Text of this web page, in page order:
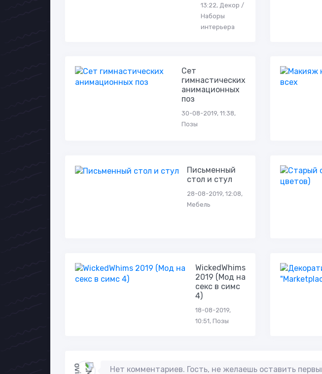
13:22, Декор /
Наборы
интерьера
Сет
гимнастических
анимационных
поз
30-08-2019, 11:38,
Позы
Письменный
стол и стул
28-08-2019, 12:08,
Мебель
WickedWhims
2019 (Мод на
секс в симс
4)
18-08-2019,
10:51, Позы
Нет комментариев. Гость, не желаешь оставить